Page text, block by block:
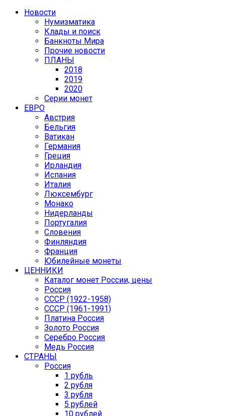
Новости
Нумизматика
Клады и поиск
Банкноты Мира
Прочие новости
ПЛАНЫ
2018
2019
2020
Серии монет
ЕВРО
Австрия
Бельгия
Ватикан
Германия
Греция
Ирландия
Испания
Италия
Люксембург
Монако
Нидерланды
Португалия
Словения
Финляндия
Франция
Юбилейные монеты
ЦЕННИКИ
Каталог монет России, цены
Россия
СССР (1922-1958)
CCCР (1961-1991)
Платина Россия
Золото Россия
Серебро Россия
Медь Россия
СТРАНЫ
Россия
1 рубль
2 рубля
3 рубля
5 рублей
10 рублей